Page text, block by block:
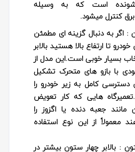
است که به وسیله
کنترل میشود.
: اگر به دنبال گزینه‌ ای مطمئن
تا ارتفاع بالا هستید بالابر
بسیار خوبی است.این مدل از
با بازو های متحرک تشکیل
کامل به زیر خودرو را
هایی که کار تعویض
مانند جعبه‌ دنده یا اگزوز را
معمولاً از این نوع استفاده
: بالابر چهار ستون بیشتر در